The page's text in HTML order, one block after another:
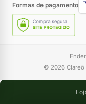
Formas de pagamento
© 2026 Clareô